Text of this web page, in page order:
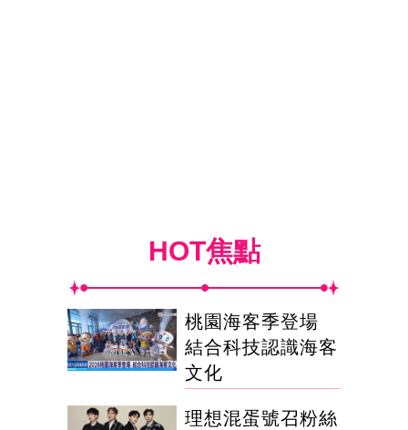
HOT焦點
桃園海客季登場
結合科技認識海客
文化
理想混蛋號召粉絲